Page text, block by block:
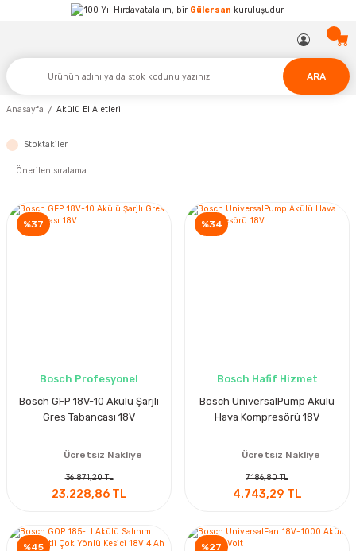
Hırdavatalalım, bir Gülersan kuruluşudur.
ARA
Anasayfa Akülü El Aletleri
Stoktakiler
%37
Bosch Profesyonel
Bosch GFP 18V-10 Akülü Şarjlı
Gres Tabancası 18V
Ücretsiz Nakliye
36.871,20 TL
23.228,86 TL
%34
Bosch Hafif Hizmet
Bosch UniversalPump Akülü
Hava Kompresörü 18V
Ücretsiz Nakliye
7.186,80 TL
4.743,29 TL
%45 %27